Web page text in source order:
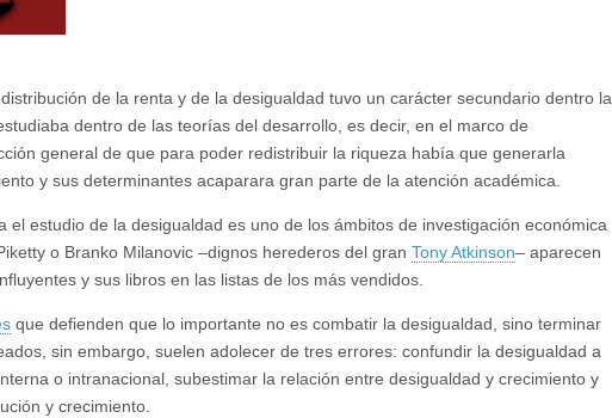
de la renta y de la desigualdad tuvo un carácter secundario dentro la
dentro de las teorías del desarrollo, es decir, en el marco de
general de que para poder redistribuir la riqueza había que generarla
y sus determinantes acaparara gran parte de la atención académica.
el estudio de la desigualdad es uno de los ámbitos de investigación económica
o Branko Milanovic –dignos herederos del gran Tony Atkinson– aparecen
y sus libros en las listas de los más vendidos.
que defienden que lo importante no es combatir la desigualdad, sino terminar
sin embargo, suelen adolecer de tres errores: confundir la desigualdad a
o intranacional, subestimar la relación entre desigualdad y crecimiento y
y crecimiento.